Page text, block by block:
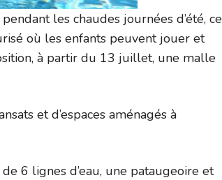
les chaudes journées d’été, ce
où les enfants peuvent jouer et
à partir du 13 juillet, une malle
et d’espaces aménagés à
6 lignes d’eau, une pataugeoire et